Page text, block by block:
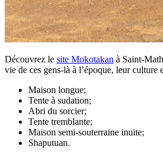
Découvrez le site Mokotakan à Saint-
vie de ces gens-là à l’époque, leur culture
Maison longue;
Tente à sudation;
Abri du sorcier;
Tente tremblante;
Maison semi-souterraine inuite;
Shaputuan.